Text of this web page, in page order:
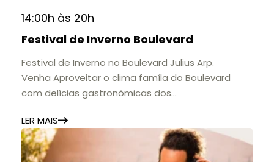
14:00h às 20h
Festival de Inverno Boulevard
Festival de Inverno no Boulevard Julius Arp.
Venha Aproveitar o clima famíla do Boulevard
com delícias gastronômicas dos
LER MAIS